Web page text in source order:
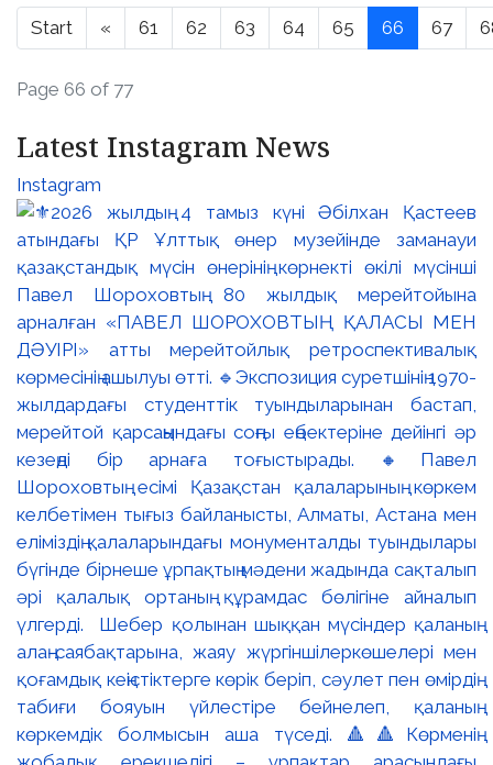
Start « 61 62 63 64 65 66 67
Page 66 of 77
Latest Instagram News
Instagram